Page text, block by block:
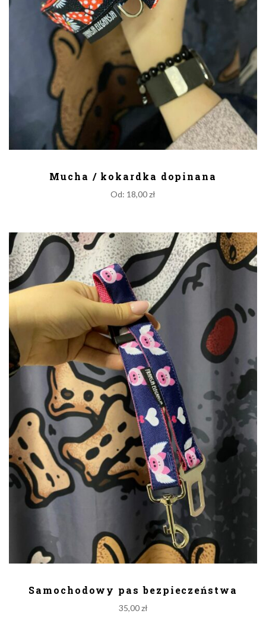
Mucha / kokardka dopinana
Od: 18,00zł
Samochodowy pas bezpieczeństwa
35,00zł